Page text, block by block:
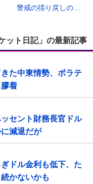
警戒の揺り戻しの…
ット日記」の最新記事
た中東情勢、ボラテ
着
セント財務長官ドル
減退だが
ドル金利も低下、た
かないかも